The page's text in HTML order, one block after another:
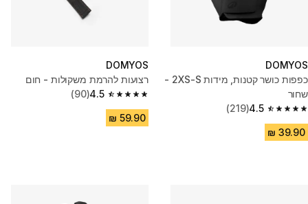
DOMYOS
כפפות כושר קטנות, מידות 2XS-S -
שחור
4.5
4.5 out of 5 stars from 219 reviews
(219)
DOMYOS
רצועות להרמת משקולות - חום
4.5
4.5 out of 5 stars from 90 reviews
(90)